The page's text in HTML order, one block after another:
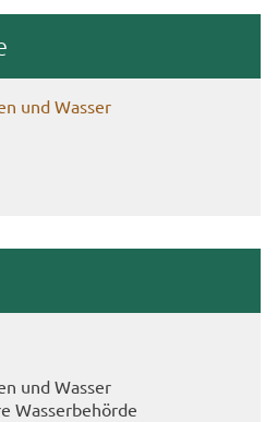
und Was­ser
und Was­ser
Was­ser­be­hör­de